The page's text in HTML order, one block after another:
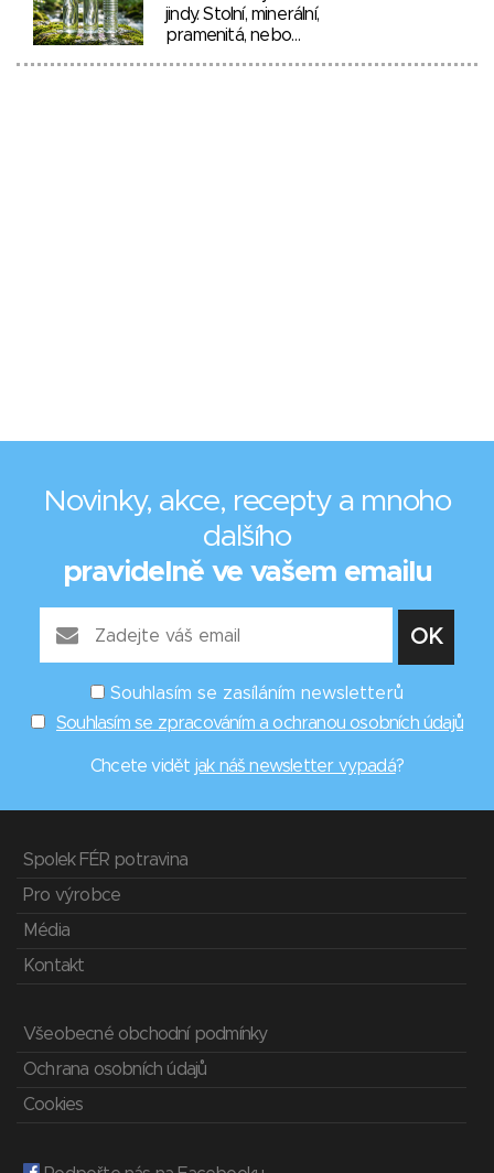
jindy. Stolní, minerální,
pramenitá, nebo…
Novinky, akce, recepty a mnoho
dalšího
pravidelně ve vašem emailu
Souhlasím se zasíláním newsletterů
Souhlasím se zpracováním a ochranou osobních údajů
Chcete vidět jak náš newsletter vypadá?
Spolek FÉR potravina
Pro výrobce
Média
Kontakt
Všeobecné obchodní podmínky
Ochrana osobních údajů
Cookies